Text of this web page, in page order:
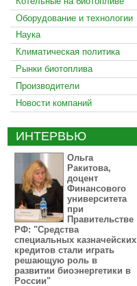
Оборудование и технологии
Наука
Климатическая политика
Рынки биотоплива
Производители
Новости компаний
ИНТЕРВЬЮ
Ольга
Ракитова,
доцент
Финансового
университета
при
Правительстве
РФ: "Средства
специальных казначейских
кредитов стали играть
решающую роль в
развитии биоэнергетики в
России"